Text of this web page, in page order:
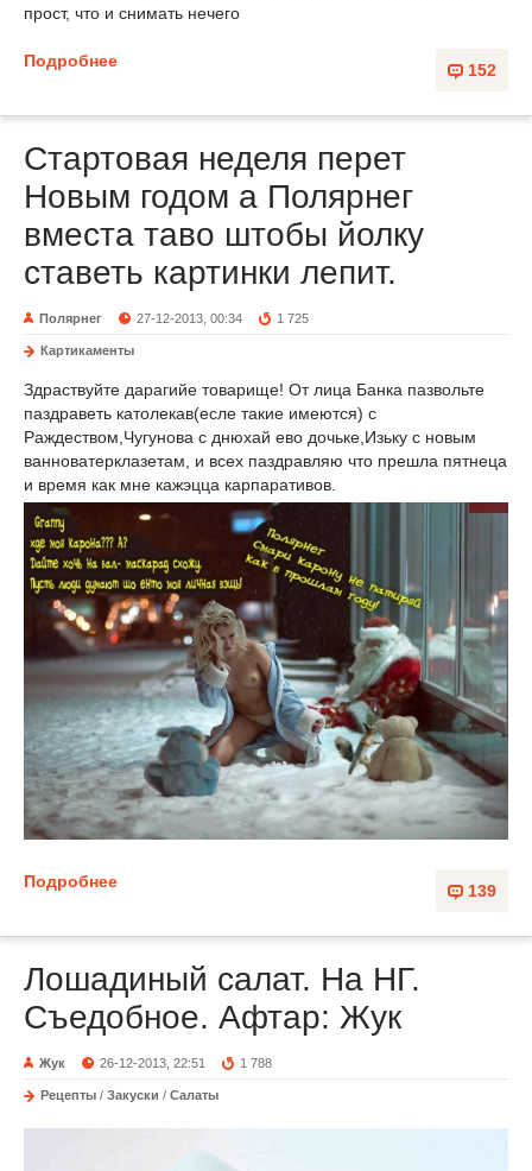
прост, что и снимать нечего
152
Подробнее
Стартовая неделя перет
Новым годом а Полярнег
вместа таво штобы йолку
ставеть картинки лепит.
Полярнег 27-12-2013, 00:34 1 725
Картикаменты
Здраствуйте дарагийе товарище! От лица Банка пазвольте
паздраветь католекав(есле такие имеются) с
Раждеством,Чугунова с днюхай ево дочьке,Изьку с новым
ванноватерклазетам, и всех паздравляю что прешла пятнеца
и время как мне кажэцца карпаративов.
139
Подробнее
Лошадиный салат. На НГ.
Съедобное. Афтар: Жук
Жук 26-12-2013, 22:51 1 788
Рецепты / Закуски / Салаты